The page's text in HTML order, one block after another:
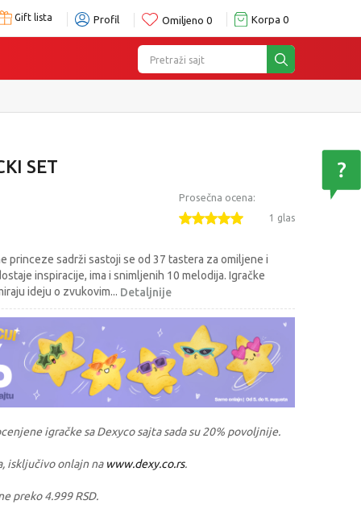
Gift lista Profil Omiljeno 0 Korpa 0
Pretraži sajt
SET
Prosečna ocena:
1 glas
princeze sadrži sastoji se od 37 tastera za omiljene i
inspiracije, ima i snimljenih 10 melodija. Igračke
ideju o zvukovim... Detaljnije
igračke sa Dexyco sajta sada su 20% povoljnije.
isključivo onlajn na www.dexy.co.rs.
preko 4.999 RSD.